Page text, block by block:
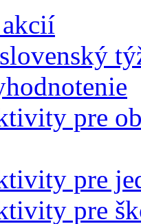
pre
pre
pre